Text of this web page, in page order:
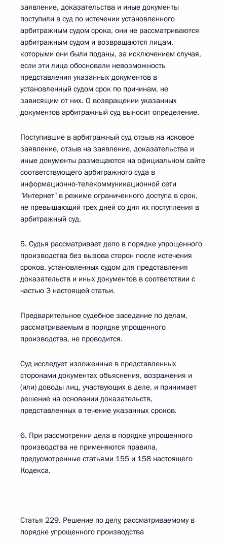
заявление, доказательства и иные документы
поступили в суд по истечении установленного
арбитражным судом срока, они не рассматриваются
арбитражным судом и возвращаются лицам,
которыми они были поданы, за исключением случая,
если эти лица обосновали невозможность
представления указанных документов в
установленный судом срок по причинам, не
зависящим от них. О возвращении указанных
документов арбитражный суд выносит определение.
Поступившие в арбитражный суд отзыв на исковое
заявление, отзыв на заявление, доказательства и
иные документы размещаются на официальном сайте
соответствующего арбитражного суда в
информационно-телекоммуникационной сети
"Интернет" в режиме ограниченного доступа в срок,
не превышающий трех дней со дня их поступления в
арбитражный суд.
5. Судья рассматривает дело в порядке упрощенного
производства без вызова сторон после истечения
сроков, установленных судом для представления
доказательств и иных документов в соответствии с
частью 3 настоящей статьи.
Предварительное судебное заседание по делам,
рассматриваемым в порядке упрощенного
производства, не проводится.
Суд исследует изложенные в представленных
сторонами документах объяснения, возражения и
(или) доводы лиц, участвующих в деле, и принимает
решение на основании доказательств,
представленных в течение указанных сроков.
6. При рассмотрении дела в порядке упрощенного
производства не применяются правила,
предусмотренные статьями 155 и 158 настоящего
Кодекса.
Статья 229. Решение по делу, рассматриваемому в
порядке упрощенного производства